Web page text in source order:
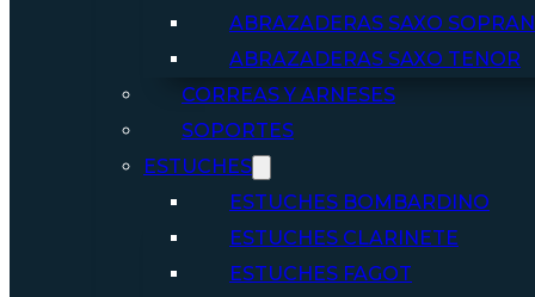
ABRAZADERAS SAXO
ABRAZADERAS SAXO TENOR
CORREAS Y ARNESES
SOPORTES
ESTUCHES
ESTUCHES BOMBARDINO
ESTUCHES CLARINETE
ESTUCHES FAGOT